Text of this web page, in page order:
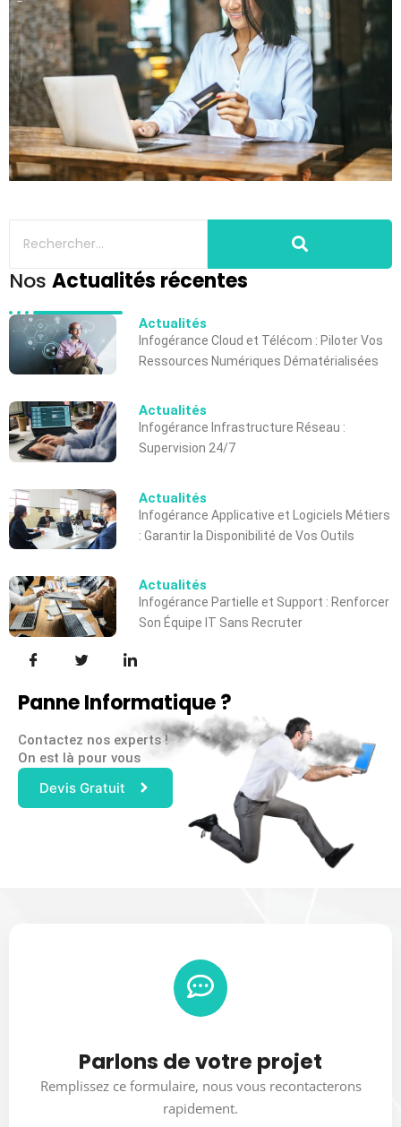
Nos Actualités récentes
Actualités
Infogérance Cloud et Télécom : Piloter Vos
Ressources Numériques Dématérialisées
Actualités
Infogérance Infrastructure Réseau :
Supervision 24/7
Actualités
Infogérance Applicative et Logiciels Métiers
: Garantir la Disponibilité de Vos Outils
Actualités
Infogérance Partielle et Support : Renforcer
Son Équipe IT Sans Recruter
Panne Informatique ?
Contactez nos experts !
On est là pour vous
Devis Gratuit
Parlons de votre projet
Remplissez ce formulaire, nous vous recontacterons
rapidement.